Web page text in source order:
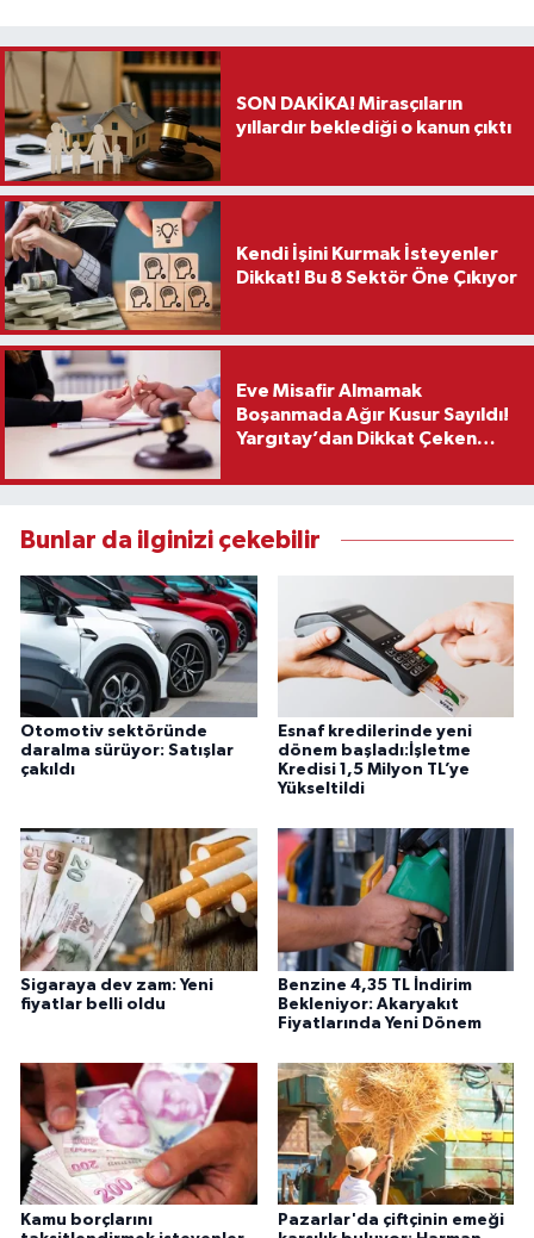
SON DAKİKA! Mirasçıların
yıllardır beklediği o kanun çıktı
Kendi İşini Kurmak İsteyenler
Dikkat! Bu 8 Sektör Öne Çıkıyor
Eve Misafir Almamak
Boşanmada Ağır Kusur Sayıldı!
Yargıtay’dan Dikkat Çeken
Bunlar da ilginizi çekebilir
Otomotiv sektöründe
daralma sürüyor: Satışlar
çakıldı
Esnaf kredilerinde yeni
dönem başladı:İşletme
Kredisi 1,5 Milyon TL’ye
Yükseltildi
Sigaraya dev zam: Yeni
fiyatlar belli oldu
Benzine 4,35 TL İndirim
Bekleniyor: Akaryakıt
Fiyatlarında Yeni Dönem
Kamu borçlarını
Pazarlar'da çiftçinin emeği